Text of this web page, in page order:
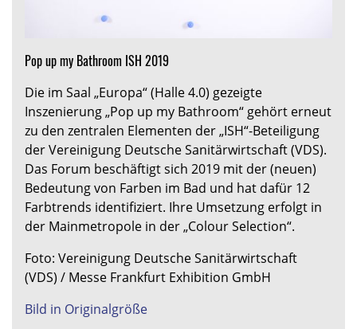
Pop up my Bathroom ISH 2019
Die im Saal „Europa“ (Halle 4.0) gezeigte
Inszenierung „Pop up my Bathroom“ gehört erneut
zu den zentralen Elementen der „ISH“-Beteiligung
der Vereinigung Deutsche Sanitärwirtschaft (VDS).
Das Forum beschäftigt sich 2019 mit der (neuen)
Bedeutung von Farben im Bad und hat dafür 12
Farbtrends identifiziert. Ihre Umsetzung erfolgt in
der Mainmetropole in der „Colour Selection“.
Foto: Vereinigung Deutsche Sanitärwirtschaft
(VDS) / Messe Frankfurt Exhibition GmbH
Bild in Originalgröße